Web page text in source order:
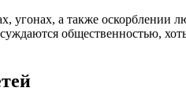
угонах, а также оскорблении
общественностью,